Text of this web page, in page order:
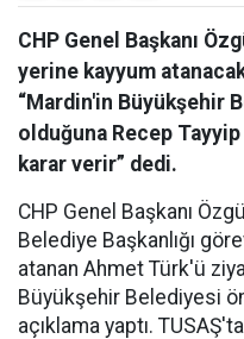
CHP Genel Başkanı
yerine kayyum
“Mardin'in Büyükşehir
olduğuna Recep
karar verir” dedi.
CHP Genel Başkanı
Belediye Başkanlığı
atanan Ahmet Türk'ü
Büyükşehir Belediyesi
açıklama yaptı.